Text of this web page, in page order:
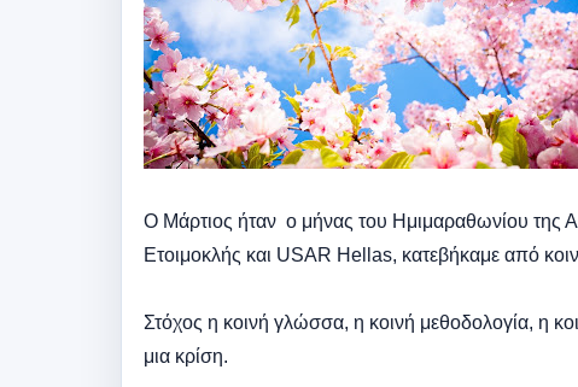
Ο Μάρτιος ήταν ο μήνας του Ημιμαραθωνίου της
Ετοιμοκλής και USAR Hellas, κατεβήκαμε από
Στόχος η κοινή γλώσσα, η κοινή μεθοδολογία, η
μια κρίση.